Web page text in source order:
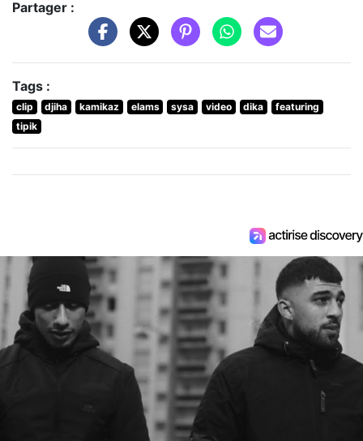
Partager :
Tags :
clip djiha kamikaz elams sysa video dika
featuring
tipik